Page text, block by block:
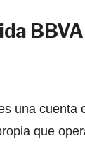
una cuenta
que